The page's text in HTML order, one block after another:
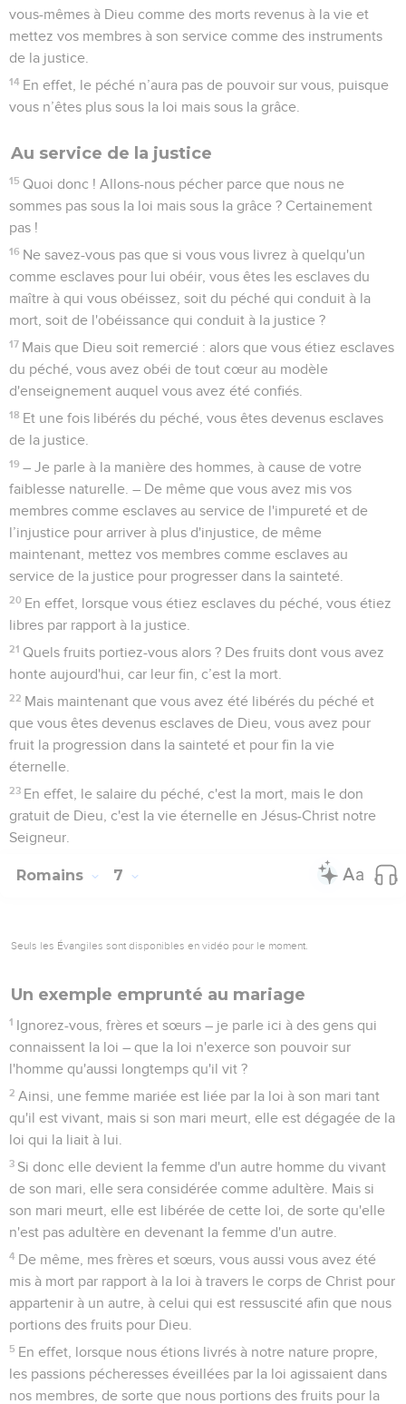
vous-mêmes à Dieu comme des morts revenus à la vie et
mettez vos membres à son service comme des instruments
de la justice.
14 En effet, le péché n’aura pas de pouvoir sur vous, puisque
vous n’êtes plus sous la loi mais sous la grâce.
Au service de la justice
15 Quoi donc ! Allons-nous pécher parce que nous ne
sommes pas sous la loi mais sous la grâce ? Certainement
pas !
16 Ne savez-vous pas que si vous vous livrez à quelqu'un
comme esclaves pour lui obéir, vous êtes les esclaves du
maître à qui vous obéissez, soit du péché qui conduit à la
mort, soit de l'obéissance qui conduit à la justice ?
17 Mais que Dieu soit remercié : alors que vous étiez esclaves
du péché, vous avez obéi de tout cœur au modèle
d'enseignement auquel vous avez été confiés.
18 Et une fois libérés du péché, vous êtes devenus esclaves
de la justice.
19 – Je parle à la manière des hommes, à cause de votre
faiblesse naturelle. – De même que vous avez mis vos
membres comme esclaves au service de l'impureté et de
l’injustice pour arriver à plus d'injustice, de même
maintenant, mettez vos membres comme esclaves au
service de la justice pour progresser dans la sainteté.
20 En effet, lorsque vous étiez esclaves du péché, vous étiez
libres par rapport à la justice.
21 Quels fruits portiez-vous alors ? Des fruits dont vous avez
honte aujourd'hui, car leur fin, c’est la mort.
22 Mais maintenant que vous avez été libérés du péché et
que vous êtes devenus esclaves de Dieu, vous avez pour
fruit la progression dans la sainteté et pour fin la vie
éternelle.
23 En effet, le salaire du péché, c'est la mort, mais le don
gratuit de Dieu, c'est la vie éternelle en Jésus-Christ notre
Seigneur.
Romains 7
Seuls les Évangiles sont disponibles en vidéo pour le moment.
Un exemple emprunté au mariage
1 Ignorez-vous, frères et sœurs – je parle ici à des gens qui
connaissent la loi – que la loi n'exerce son pouvoir sur
l'homme qu'aussi longtemps qu'il vit ?
2 Ainsi, une femme mariée est liée par la loi à son mari tant
qu'il est vivant, mais si son mari meurt, elle est dégagée de la
loi qui la liait à lui.
3 Si donc elle devient la femme d'un autre homme du vivant
de son mari, elle sera considérée comme adultère. Mais si
son mari meurt, elle est libérée de cette loi, de sorte qu'elle
n'est pas adultère en devenant la femme d'un autre.
4 De même, mes frères et sœurs, vous aussi vous avez été
mis à mort par rapport à la loi à travers le corps de Christ pour
appartenir à un autre, à celui qui est ressuscité afin que nous
portions des fruits pour Dieu.
5 En effet, lorsque nous étions livrés à notre nature propre,
les passions pécheresses éveillées par la loi agissaient dans
nos membres, de sorte que nous portions des fruits pour la